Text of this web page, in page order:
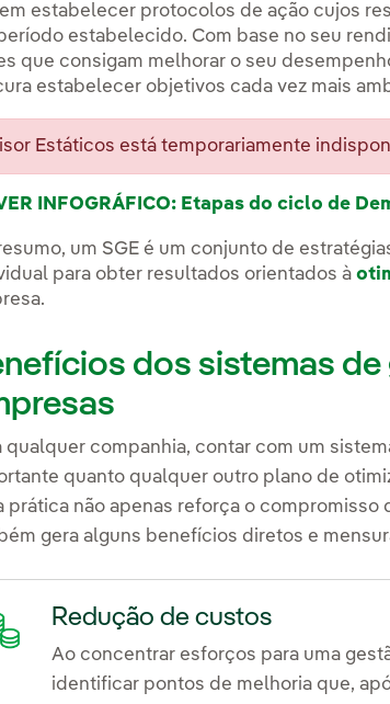
de Plano Estratégico
de Nosso setor
de Nosso modelo de inovação
estabelecer protocolos de ação cujos
estabelecido. Com base no seu
que consigam melhorar o seu
estabelecer objetivos cada vez mais
Estáticos está temporariamente
INFOGRÁFICO: Etapas do ciclo de
um SGE é um conjunto de
para obter resultados orientados à
dos sistemas
qualquer companhia, contar com um
quanto qualquer outro plano de
prática não apenas reforça o
gera alguns benefícios diretos e
Redução de custos
Ao concentrar esforços para uma
identificar pontos de melhoria que,